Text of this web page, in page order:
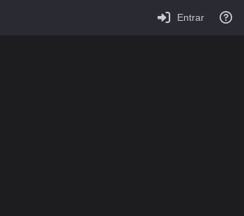
Entrar